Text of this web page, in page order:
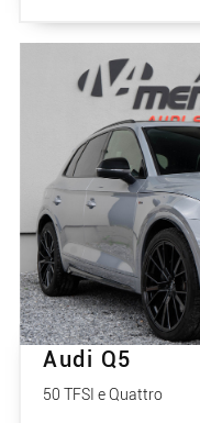
Audi Q5
50 TFSI e Quattro